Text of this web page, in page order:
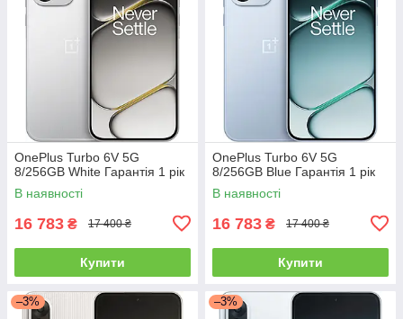
OnePlus Turbo 6V 5G
8/256GB White Гарантія 1 рік
В наявності
16 783 ₴ 17 400 ₴
Купити
OnePlus Turbo 6V 5G
8/256GB Blue Гарантія 1 рік
В наявності
16 783 ₴ 17 400 ₴
Купити
–3% –3%